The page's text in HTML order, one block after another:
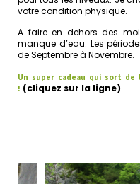
votre condition physique.
A faire en dehors des
manque d’eau. Les
de Septembre à Novembre.
Un super cadeau qui sort de
! (cliquez sur la ligne)